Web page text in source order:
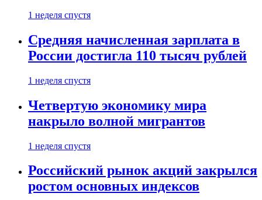
1 неделя спустя
Средняя начисленная зарплата в
России достигла 110 тысяч рублей
1 неделя спустя
Четвертую экономику мира
накрыло волной мигрантов
1 неделя спустя
Российский рынок акций закрылся
ростом основных индексов